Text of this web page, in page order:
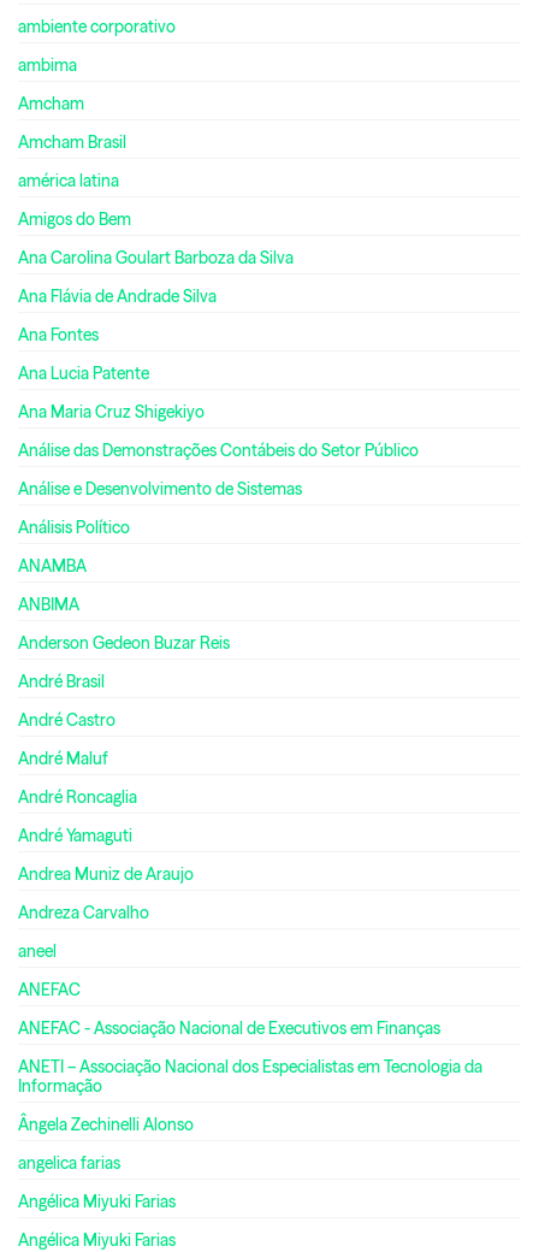
ambiente corporativo
ambima
Amcham
Amcham Brasil
américa latina
Amigos do Bem
Ana Carolina Goulart Barboza da Silva
Ana Flávia de Andrade Silva
Ana Fontes
Ana Lucia Patente
Ana Maria Cruz Shigekiyo
Análise das Demonstrações Contábeis do Setor Público
Análise e Desenvolvimento de Sistemas
Análisis Político
ANAMBA
ANBIMA
Anderson Gedeon Buzar Reis
André Brasil
André Castro
André Maluf
André Roncaglia
André Yamaguti
Andrea Muniz de Araujo
Andreza Carvalho
aneel
ANEFAC
ANEFAC - Associação Nacional de Executivos em Finanças
ANETI – Associação Nacional dos Especialistas em Tecnologia da
Informação
Ângela Zechinelli Alonso
angelica farias
Angélica Miyuki Farias
Angélica Miyuki Farias